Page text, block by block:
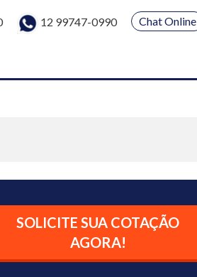
12 99747-0990 Chat Online
SOLICITE SUA COTAÇÃO
AGORA!